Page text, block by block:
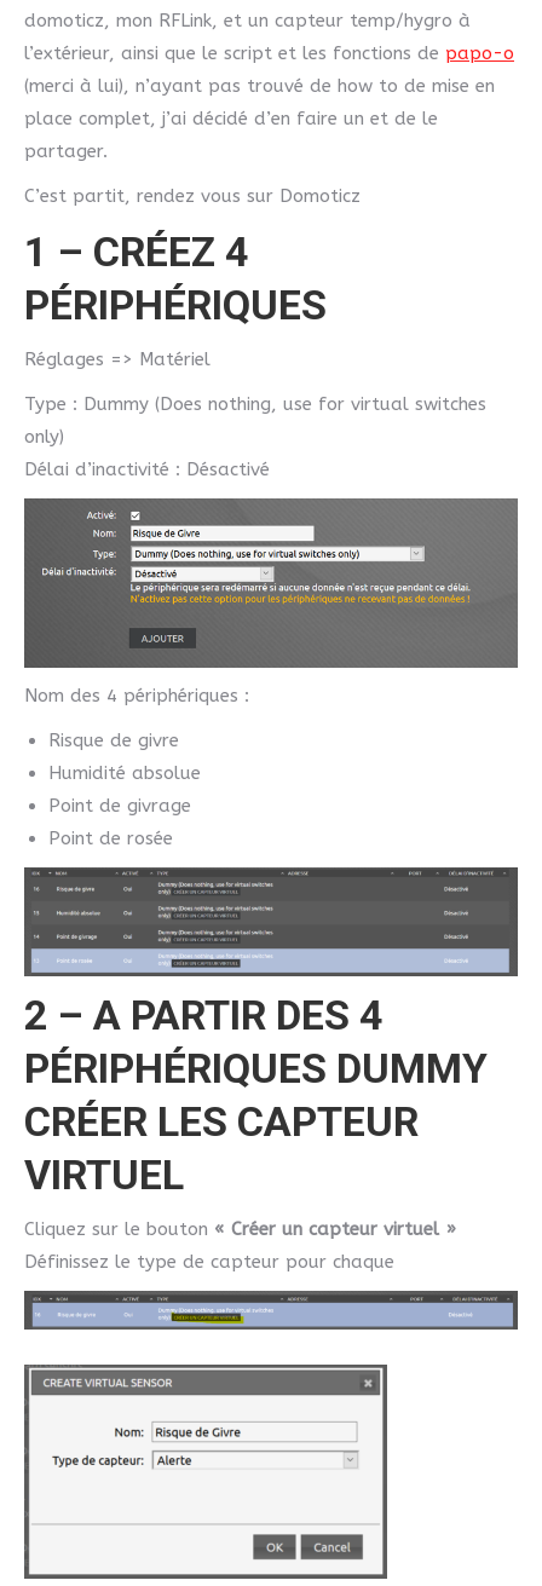
domoticz, mon RFLink, et un capteur temp/hygro à
l’extérieur, ainsi que le script et les fonctions de papo-o
(merci à lui), n’ayant pas trouvé de how to de mise en
place complet, j’ai décidé d’en faire un et de le
partager.
C’est partit, rendez vous sur Domoticz
1 – CRÉEZ 4
PÉRIPHÉRIQUES
Réglages => Matériel
Type : Dummy (Does nothing, use for virtual switches
only)
Délai d’inactivité : Désactivé
Nom des 4 périphériques :
Risque de givre
Humidité absolue
Point de givrage
Point de rosée
2 – A PARTIR DES 4
PÉRIPHÉRIQUES DUMMY
CRÉER LES CAPTEUR
VIRTUEL
Cliquez sur le bouton « Créer un capteur virtuel »
Définissez le type de capteur pour chaque